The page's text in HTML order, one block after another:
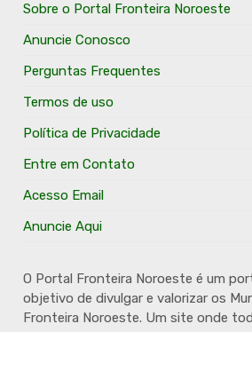
Sobre o Portal Fronteira Noroeste
Anuncie Conosco
Perguntas Frequentes
Termos de uso
Política de Privacidade
Entre em Contato
Acesso Email
Anuncie Aqui
O Portal Fronteira Noroeste é um
objetivo de divulgar e valorizar os
Fronteira Noroeste. Um site onde